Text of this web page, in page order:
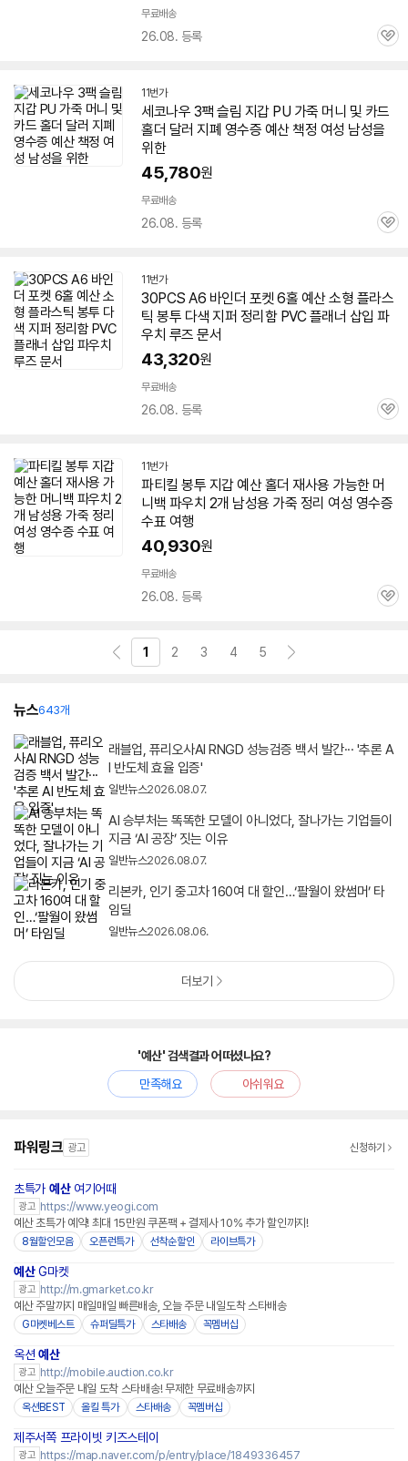
무료배송
26.08. 등록
관
11번가
세코나우 3팩 슬림 지갑 PU 가죽 머니 및 카드
홀더 달러 지폐 영수증 예산책정 여성 남성을
위한
45,780원
무료배송
26.08. 등록
관
11번가
30PCS A6 바인더 포켓 6홀 예산소형 플라스
틱 봉투 다색 지퍼 정리함 PVC 플래너 삽입 파
우치 루즈 문서
43,320원
무료배송
26.08. 등록
관
11번가
파티킬 봉투 지갑예산홀더 재사용 가능한 머
니백 파우치 2개 남성용 가죽 정리 여성 영수증
수표 여행
40,930원
무료배송
26.08. 등록
관
1 2 3 4 5
뉴스643개
래블업, 퓨리오사AI RNGD 성능검증 백서 발간··· '추론 A
I 반도체 효율 입증'
일반뉴스2026.08.07.
AI 승부처는 똑똑한 모델이 아니었다, 잘나가는 기업들이
지금 ‘AI 공장’ 짓는 이유
일반뉴스2026.08.07.
리본카, 인기 중고차 160여 대 할인…‘팔월이 왔썸머’ 타
임딜
일반뉴스2026.08.06.
더보기
'예산' 검색결과 어떠셨나요?
만족해요
아쉬워요
파워링크 광고 신청하기
초특가 예산여기어때
광고 https://www.yeogi.com
예산 초특가 예약! 최대 15만원 쿠폰팩 + 결제사 10% 추가 할인까지!
8월할인모음 오픈런특가 선착순할인 라이브특가
예산G마켓
광고 http://m.gmarket.co.kr
예산 주말까지 매일매일 빠른배송, 오늘 주문 내일도착 스타배송
G마켓베스트 슈퍼딜특가 스타배송 꼭멤버십
옥션예산
광고 http://mobile.auction.co.kr
예산 오늘주문 내일 도착 스타배송! 무제한 무료배송까지
옥션BEST 올킬 특가 스타배송 꼭멤버십
제주서쪽 프라이빗 키즈스테이
광고 https://map.naver.com/p/entry/place/1849336457